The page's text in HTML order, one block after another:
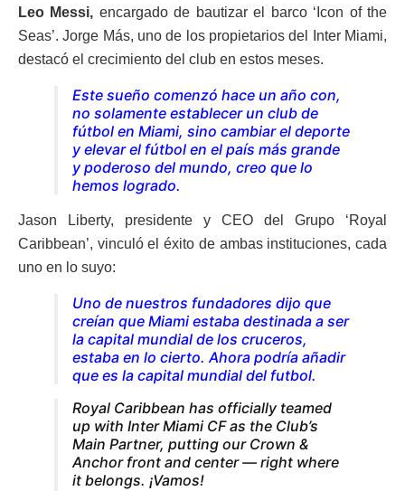
Leo Messi, encargado de bautizar el barco ‘Icon of the
Seas’. Jorge Más, uno de los propietarios del Inter Miami,
destacó el crecimiento del club en estos meses.
Este sueño comenzó hace un año con,
no solamente establecer un club de
fútbol en Miami, sino cambiar el deporte
y elevar el fútbol en el país más grande
y poderoso del mundo, creo que lo
hemos logrado.
Jason Liberty, presidente y CEO del Grupo ‘Royal
Caribbean’, vinculó el éxito de ambas instituciones, cada
uno en lo suyo:
Uno de nuestros fundadores dijo que
creían que Miami estaba destinada a ser
la capital mundial de los cruceros,
estaba en lo cierto. Ahora podría añadir
que es la capital mundial del futbol.
Royal Caribbean has officially teamed
up with Inter Miami CF as the Club’s
Main Partner, putting our Crown &
Anchor front and center — right where
it belongs. ¡Vamos!